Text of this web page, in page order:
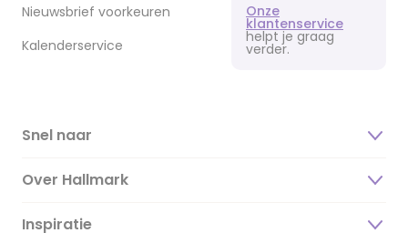
Nieuwsbrief voorkeuren
Kalenderservice
Onze
klantenservice
helpt je graag
verder.
Snel naar
Over Hallmark
Over ons
Inspiratie